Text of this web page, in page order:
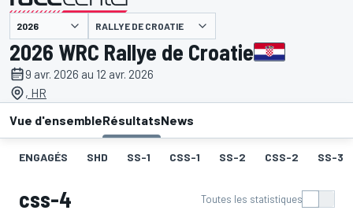
présenté par RALLYE DE CROATIE
2026 WRC Rallye de Croatie
9 avr. 2026 au 12 avr. 2026
, HR
Vue d'ensembleRésultatsNews
ENGAGÉS SHD SS-1 CSS-1 SS-2 CSS-2 SS-3
css-4 Toutes les statistiques